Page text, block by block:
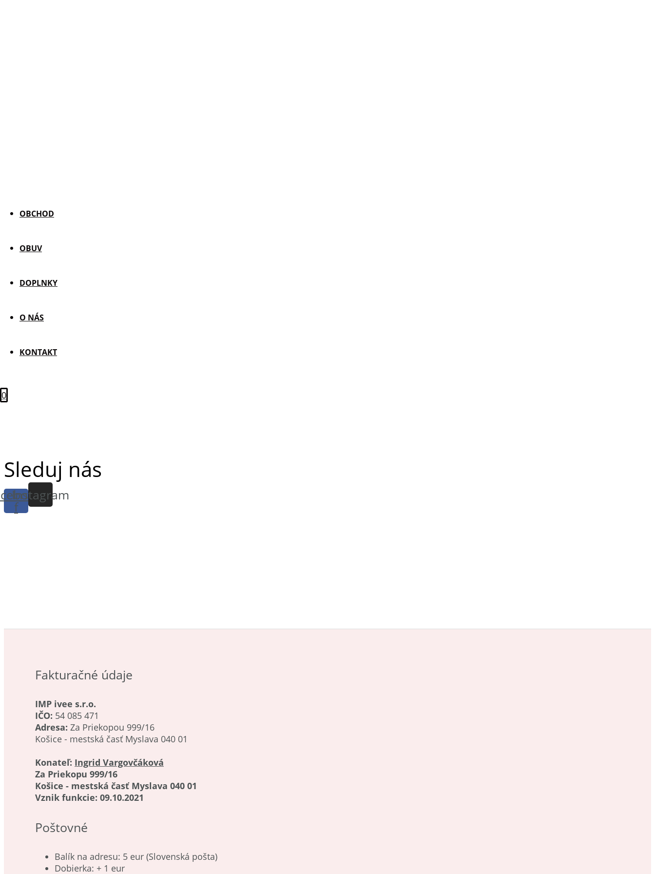
OBCHOD
OBUV
DOPLNKY
O NÁS
KONTAKT
0
Sleduj nás
f
Instagram
Fakturačné údaje
IMP ivee s.r.o.
IČO: 54 085 471
Adresa: Za Priekopou 999/16
Košice - mestská časť Myslava 040 01
Konateľ: Ingrid Vargovčáková
Za Priekopu 999/16
Košice - mestská časť Myslava 040 01
Vznik funkcie: 09.10.2021
Poštovné
Balík na adresu: 5 eur (Slovenská pošta)
Dobierka: + 1 eur